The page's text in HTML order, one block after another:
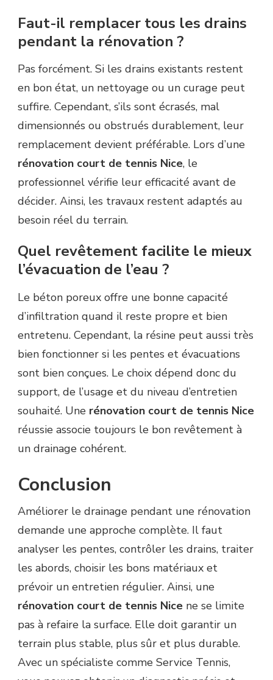
Faut-il remplacer tous les drains
pendant la rénovation ?
Pas forcément. Si les drains existants restent
en bon état, un nettoyage ou un curage peut
suffire. Cependant, s’ils sont écrasés, mal
dimensionnés ou obstrués durablement, leur
remplacement devient préférable. Lors d’une
rénovation court de tennis Nice, le
professionnel vérifie leur efficacité avant de
décider. Ainsi, les travaux restent adaptés au
besoin réel du terrain.
Quel revêtement facilite le mieux
l’évacuation de l’eau ?
Le béton poreux offre une bonne capacité
d’infiltration quand il reste propre et bien
entretenu. Cependant, la résine peut aussi très
bien fonctionner si les pentes et évacuations
sont bien conçues. Le choix dépend donc du
support, de l’usage et du niveau d’entretien
souhaité. Une rénovation court de tennis Nice
réussie associe toujours le bon revêtement à
un drainage cohérent.
Conclusion
Améliorer le drainage pendant une rénovation
demande une approche complète. Il faut
analyser les pentes, contrôler les drains, traiter
les abords, choisir les bons matériaux et
prévoir un entretien régulier. Ainsi, une
rénovation court de tennis Nice ne se limite
pas à refaire la surface. Elle doit garantir un
terrain plus stable, plus sûr et plus durable.
Avec un spécialiste comme Service Tennis,